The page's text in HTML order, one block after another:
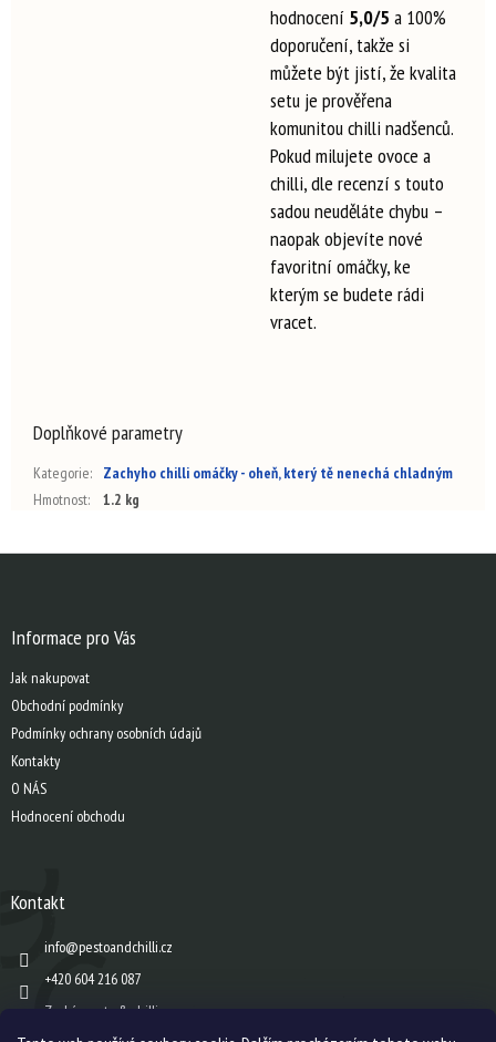
hodnocení 5,0/5 a 100%
doporučení, takže si
můžete být jistí, že kvalita
setu je prověřena
komunitou chilli nadšenců.
Pokud milujete ovoce a
chilli, dle recenzí s touto
sadou neuděláte chybu –
naopak objevíte nové
favoritní omáčky, ke
kterým se budete rádi
vracet.
Doplňkové parametry
Kategorie:
Zachyho chilli omáčky - oheň, který tě nenechá chladným
Hmotnost: 1.2 kg
Informace pro Vás
Jak nakupovat
Obchodní podmínky
Podmínky ochrany osobních údajů
Kontakty
O NÁS
Hodnocení obchodu
Kontakt
info@pestoandchilli.cz
+420 604 216 087
Zach´s pesto & chilli